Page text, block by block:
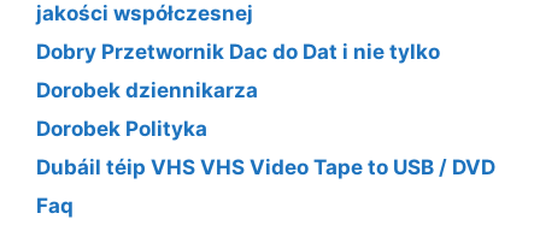
jakości współczesnej
Dobry Przetwornik Dac do Dat i nie tylko
Dorobek dziennikarza
Dorobek Polityka
Dubáil téip VHS VHS Video Tape to USB / DVD
Faq